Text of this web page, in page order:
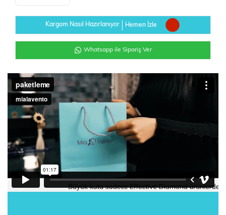
Kargom Nasıl Hazırlanıyor Hemen İzle
Whatsapp ile Sipariş Ver